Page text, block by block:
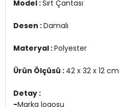
Model :Sırt Çantası
Desen :Damalı
Materyal :Polyester
Ürün Ölçüsü : 42 x 32 x 12 cm
Detay :
-Marka logosu